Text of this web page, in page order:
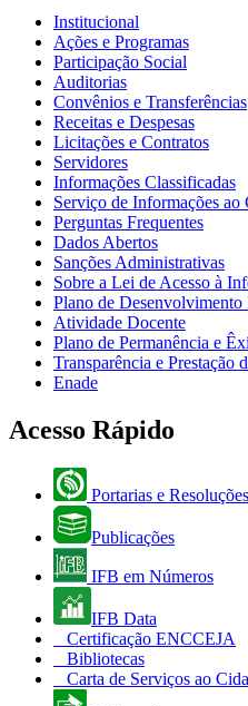
Institucional
Ações e Programas
Participação Social
Auditorias
Convênios e Transferências
Receitas e Despesas
Licitações e Contratos
Servidores
Informações Classificadas
Serviço de Informações ao
Perguntas Frequentes
Dados Abertos
Sanções Administrativas
Sobre a Lei de Acesso à
Plano de
Atividade Docente
Plano de Permanência e
Transparência e Prestação
Enade
Acesso Rápido
Portarias e Resoluções
Publicações
IFB em Números
IFB Data
Certificação ENCCEJA
Bibliotecas
Carta de Serviços ao